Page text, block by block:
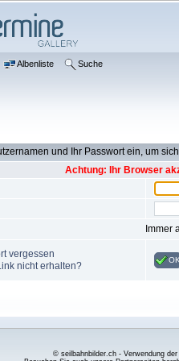
Albenliste Suche
und Ihr Passwort ein, um
Achtung: Ihr Browser
Immer
vergessen
nicht erhalten?
© seilbahnbilder.ch - Verwendung